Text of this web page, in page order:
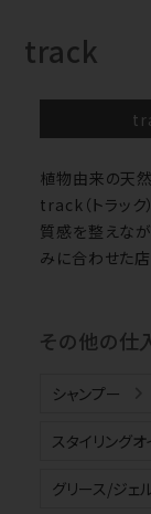
track
植物由来の天
track（トラック）
質感を整えな
みに合わせた
その他の仕
シャンプー
スタイリングオ
グリース/ジェ